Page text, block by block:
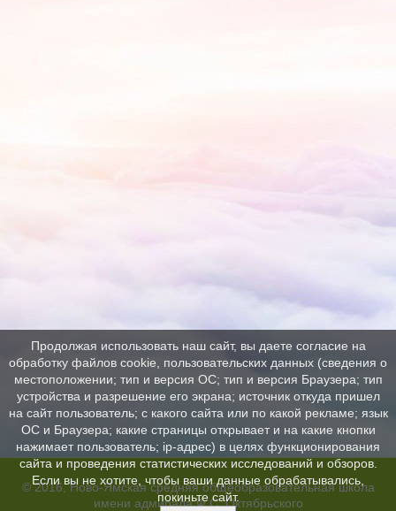
© 2016, Ново-Ямская средняя общеобразовательная школа
имени адмирала Ф.С. Октябрьского
Продолжая использовать наш сайт, вы даете согласие на
обработку файлов cookie, пользовательских данных (сведения о
местоположении; тип и версия ОС; тип и версия Браузера; тип
устройства и разрешение его экрана; источник откуда пришел
на сайт пользователь; с какого сайта или по какой рекламе; язык
ОС и Браузера; какие страницы открывает и на какие кнопки
нажимает пользователь; ip-адрес) в целях функционирования
сайта и проведения статистических исследований и обзоров.
Если вы не хотите, чтобы ваши данные обрабатывались,
покиньте сайт.